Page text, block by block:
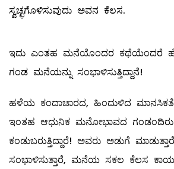
ಸ್ವಚ್ಛಗೊಳಿಸುವುದು ಅವನ ಕೆಲಸ.
ಇದು ಎಂತಹ ಮನೆಯೊಂದರ ಕಥೆಯೆಂದರೆ
ಗಂಡ ಮನೆಯನ್ನು ಸಂಭಾಳಿಸುತ್ತಿದ್ದಾನೆ!
ಹಳೆಯ ಕಂದಾಚಾರದ, ಹಿಂದುಳಿದ
ಇಂತಹ ಆಧುನಿಕ ಮನೋಭಾವದ
ಕಂಡುಬರುತ್ತಿದ್ದಾರೆ! ಅವರು ಅಡುಗೆ
ಸಂಭಾಳಿಸುತ್ತಾರೆ, ಮನೆಯ ಸಕಲ ಕೆಲಸ